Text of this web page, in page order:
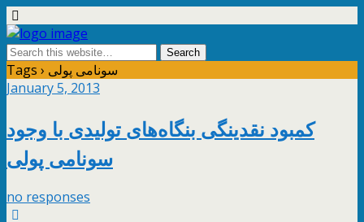
Tags › سونامی پولی
January 5, 2013
کمبود نقدینگی بنگاه‌های تولیدی با وجود
سونامی پولی
no responses